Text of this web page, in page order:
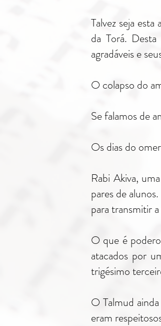
Talvez seja
da Torá.
agradáveis ​​e
O colapso do
Se falamos de
Os dias do
Rabi Akiva,
pares de
para transmitir
O que é
atacados por
trigésimo
O Talmud
eram